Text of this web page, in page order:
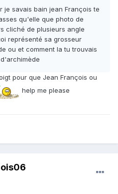
je savais bain jean François te
qu'elle que photo de
cliché de plusieurs angle
représenté sa grosseur
ou et comment la tu trouvais
pour que Jean François ou
help me please